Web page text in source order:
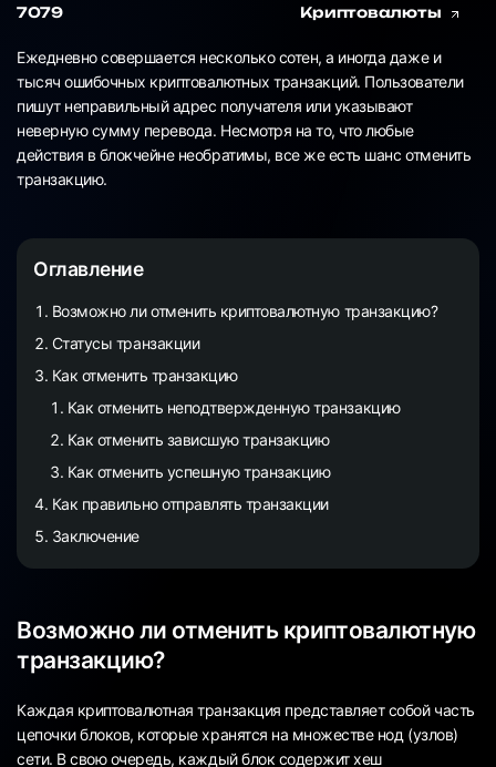
7079
Криптовалюты
Ежедневно совершается несколько сотен, а иногда даже и
тысяч ошибочных криптовалютных транзакций. Пользователи
пишут неправильный адрес получателя или указывают
неверную сумму перевода. Несмотря на то, что любые
действия в блокчейне необратимы, все же есть шанс отменить
транзакцию.
Оглавление
Возможно ли отменить криптовалютную транзакцию?
Статусы транзакции
Как отменить транзакцию
Как отменить неподтвержденную транзакцию
Как отменить зависшую транзакцию
Как отменить успешную транзакцию
Как правильно отправлять транзакции
Заключение
Возможно ли отменить криптовалютную
транзакцию?
Каждая криптовалютная транзакция представляет собой часть
цепочки блоков, которые хранятся на множестве нод (узлов)
сети. В свою очередь, каждый блок содержит хеш